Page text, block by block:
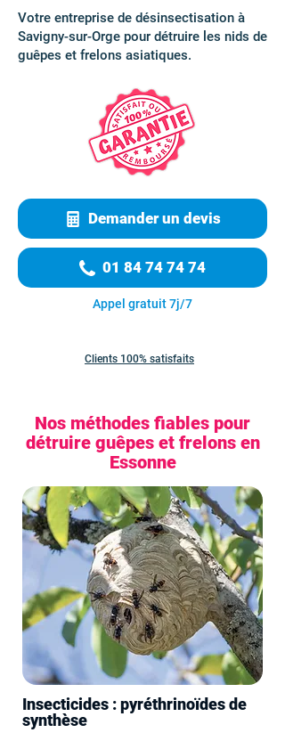
Votre entreprise de désinsectisation à
Savigny-sur-Orge pour détruire les nids de
guêpes et frelons asiatiques.
Demander un devis
01 84 74 74 74
Appel gratuit 7j/7
Clients 100% satisfaits
Nos méthodes fiables pour
détruire guêpes et frelons en
Essonne
Insecticides : pyréthrinoïdes de
synthèse